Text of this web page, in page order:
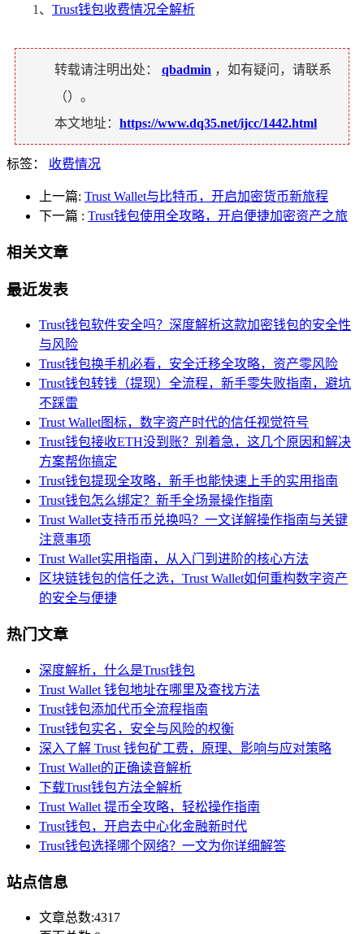
1、 Trust钱包收费情况全解析
转载请注明出处： qbadmin ，如有疑问，请联系
（）。
本文地址： https://www.dq35.net/ijcc/1442.html
标签： 收费情况
上一篇: Trust Wallet与比特币，开启加密货币新旅程
下一篇 : Trust钱包使用全攻略，开启便捷加密资产之旅
相关文章
最近发表
Trust钱包软件安全吗？深度解析这款加密钱包的安全性
与风险
Trust钱包换手机必看，安全迁移全攻略，资产零风险
Trust钱包转钱（提现）全流程，新手零失败指南，避坑
不踩雷
Trust Wallet图标，数字资产时代的信任视觉符号
Trust钱包接收ETH没到账？别着急，这几个原因和解决
方案帮你搞定
Trust钱包提现全攻略，新手也能快速上手的实用指南
Trust钱包怎么绑定？新手全场景操作指南
Trust Wallet支持币币兑换吗？一文详解操作指南与关键
注意事项
Trust Wallet实用指南，从入门到进阶的核心方法
区块链钱包的信任之选，Trust Wallet如何重构数字资产
的安全与便捷
热门文章
深度解析，什么是Trust钱包
Trust Wallet 钱包地址在哪里及查找方法
Trust钱包添加代币全流程指南
Trust钱包实名，安全与风险的权衡
深入了解 Trust 钱包矿工费，原理、影响与应对策略
Trust Wallet的正确读音解析
下载Trust钱包方法全解析
Trust Wallet 提币全攻略，轻松操作指南
Trust钱包，开启去中心化金融新时代
Trust钱包选择哪个网络？一文为你详细解答
站点信息
文章总数:4317